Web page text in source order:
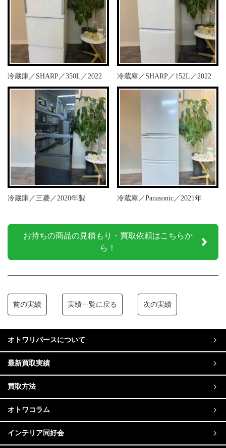
冷蔵庫／SHARP／350L／2022 冷蔵庫／SHARP／152L／2022
冷蔵庫／三菱／2020年製 冷蔵庫／Panasonic／2021年
お持ちの商品の見積もり・買取依頼はこちらか
ら！
前の実績 実績一覧に戻る 次の実績
オトワリバースについて
最新買取実績
買取方法
オトワコラム
インテリア同好会